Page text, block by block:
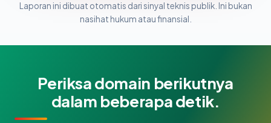
Laporan ini dibuat otomatis dari sinyal teknis publik. Ini bukan
nasihat hukum atau finansial.
Periksa domain berikutnya
dalam beberapa detik.